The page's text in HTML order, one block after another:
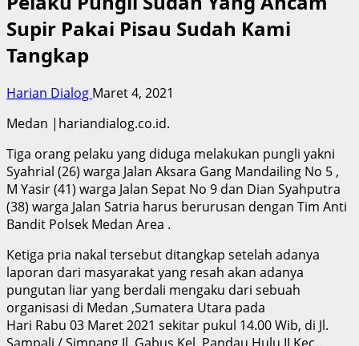
Supir Pakai Pisau Sudah Kami
Tangkap
Harian Dialog Maret 4, 2021
Medan |hariandialog.co.id.
Tiga orang pelaku yang diduga melakukan pungli yakni
Syahrial (26) warga Jalan Aksara Gang Mandailing No 5 ,
M Yasir (41) warga Jalan Sepat No 9 dan Dian Syahputra
(38) warga Jalan Satria harus berurusan dengan Tim Anti
Bandit Polsek Medan Area .
Ketiga pria nakal tersebut ditangkap setelah adanya
laporan dari masyarakat yang resah akan adanya
pungutan liar yang berdali mengaku dari sebuah
organisasi di Medan ,Sumatera Utara pada
Hari Rabu 03 Maret 2021 sekitar pukul 14.00 Wib, di Jl.